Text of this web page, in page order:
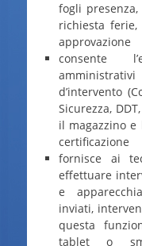
fogli
richiesta
approvazione
consente
d’intervento
Sicurezza,
il magazzino e
certificazione
fornisce ai
effettuare
e
inviati,
questa
tablet o